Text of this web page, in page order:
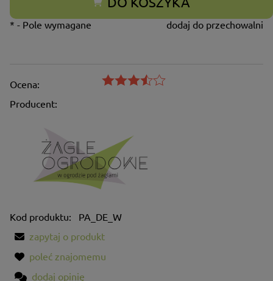
dodaj do przechowalni
* - Pole wymagane
Ocena:
Producent:
Kod produktu:
PA_DE_W
zapytaj o produkt
poleć znajomemu
dodaj opinię